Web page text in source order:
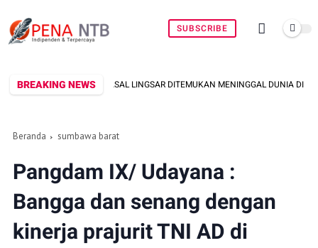
SUBSCRIBE
BREAKING NEWS
ASAL LINGSAR DITEMUKAN MENINGGAL DUNIA DI PINGGIR KALI LEMBAR SAAT
Beranda sumbawa barat
Pangdam IX/ Udayana :
Bangga dan senang dengan
kinerja prajurit TNI AD di